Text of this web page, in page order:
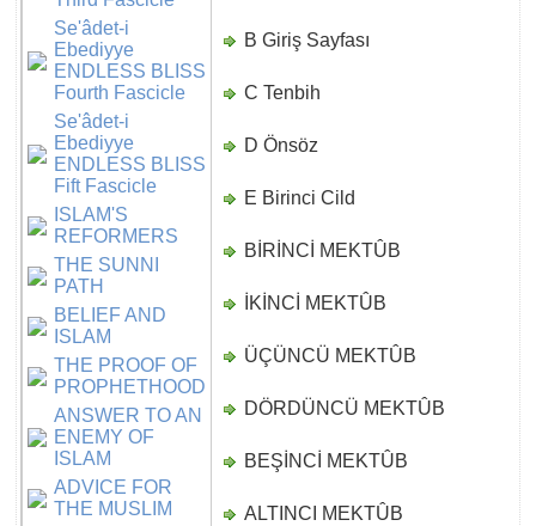
Se'âdet-i
Ebediyye
ENDLESS BLISS
Fourth Fascicle
Se'âdet-i
Ebediyye
ENDLESS BLISS
Fift Fascicle
ISLAM'S
REFORMERS
THE SUNNI
PATH
BELIEF AND
ISLAM
THE PROOF OF
PROPHETHOOD
ANSWER TO AN
ENEMY OF
ISLAM
ADVICE FOR
THE MUSLIM
B Giriş Sayfası
C Tenbih
D Önsöz
E Birinci Cild
BİRİNCİ MEKTÛB
İKİNCİ MEKTÛB
ÜÇÜNCÜ MEKTÛB
DÖRDÜNCÜ MEKTÛB
BEŞİNCİ MEKTÛB
ALTINCI MEKTÛB